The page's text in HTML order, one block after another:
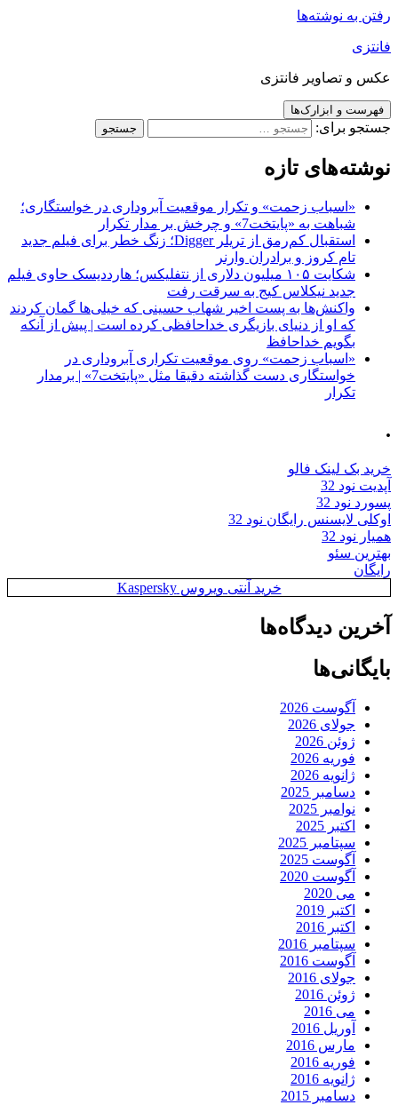
رفتن به نوشته‌ها
فانتزی
عکس و تصاویر فانتزی
فهرست و ابزارک‌ها
جستجو برای:
نوشته‌های تازه
«اسباب زحمت» و تکرار موقعیت آبروداری در خواستگاری؛
شباهت به «پایتخت7» و چرخش بر مدار تکرار
استقبال کم‌رمق از تریلر Digger؛ زنگ خطر برای فیلم جدید
تام کروز و برادران وارنر
شکایت ۱۰۵ میلیون دلاری از نتفلیکس؛ هارددیسک حاوی فیلم
جدید نیکلاس کیج به سرقت رفت
واکنش‌ها به پست اخیر شهاب حسینی که خیلی‌ها گمان کردند
که او از دنیای بازیگری خداحافظی کرده است | پیش از آنکه
بگویم خداحافظ
«اسباب زحمت» روی موقعیت تکراری آبروداری در
خواستگاری دست گذاشته دقیقا مثل «پایتخت7» | برمدار
تکرار
.
خرید بک لینک فالو
آپدیت نود 32
پسورد نود 32
اوکلی لایسنس رایگان نود 32
همیار نود 32
بهترین سئو
رایگان
خرید آنتی ویروس Kaspersky
آخرین دیدگاه‌ها
بایگانی‌ها
آگوست 2026
جولای 2026
ژوئن 2026
فوریه 2026
ژانویه 2026
دسامبر 2025
نوامبر 2025
اکتبر 2025
سپتامبر 2025
آگوست 2025
آگوست 2020
می 2020
اکتبر 2019
اکتبر 2016
سپتامبر 2016
آگوست 2016
جولای 2016
ژوئن 2016
می 2016
آوریل 2016
مارس 2016
فوریه 2016
ژانویه 2016
دسامبر 2015